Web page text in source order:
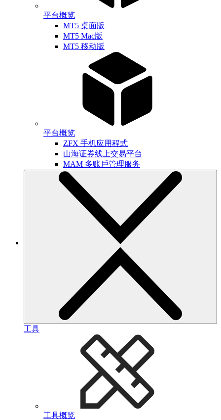
平台概览
MT5 桌面版
MT5 Mac版
MT5 移动版
平台概览
ZFX 手机应用程式
山海证券线上交易平台
MAM 多账戶管理服务
工具
工具概览